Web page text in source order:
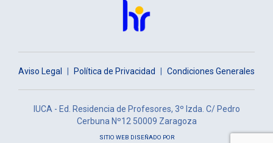
Aviso Legal Política de Privacidad Condiciones Generales
IUCA - Ed. Residencia de Profesores, 3º Izda. C/ Pedro
Cerbuna Nº12 50009 Zaragoza
SITIO WEB DISEÑADO POR